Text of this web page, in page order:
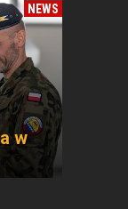
NEWS
w